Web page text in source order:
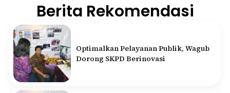
Berita Rekomendasi
Optimalkan Pelayanan Publik, Wagub
Dorong SKPD Berinovasi